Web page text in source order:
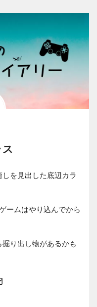
を見出した底辺カラ
ームはやり込んでから
り出し物があるかも